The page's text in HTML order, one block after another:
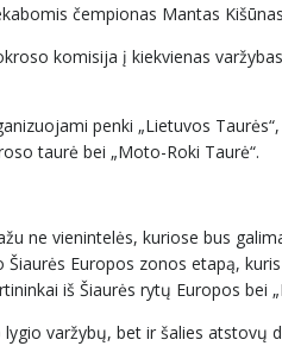
čempionas Mantas
komisija į kiekvienas
penki „Lietuvos Taurės“,
taurė bei „Moto-Roki Taurė“.
ne vienintelės, kuriose bus
Europos zonos etapą,
iš Šiaurės rytų Europos bei
varžybų, bet ir šalies atstovų